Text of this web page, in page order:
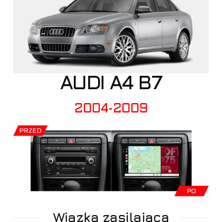
AUDI A4 B7
2004-2009
Wiązka zasilająca